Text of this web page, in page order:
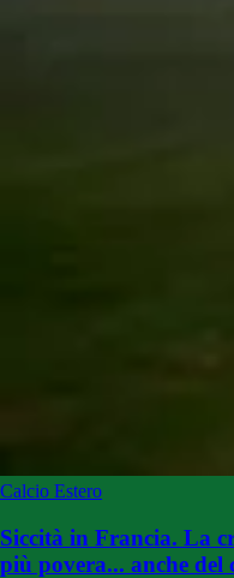
Calcio Estero
Siccità in Francia. La
più povera... anche del